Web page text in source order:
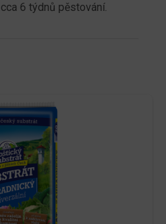
6 týdnů pěstování.